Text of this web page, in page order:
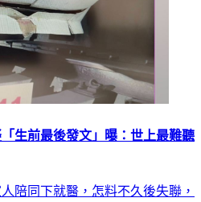
生前最後發文」曝：世上最難聽
陪同下就醫，怎料不久後失聯，